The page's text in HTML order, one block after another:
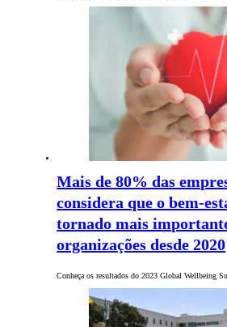
Mais de 80% das
considera que o bem-
tornado mais
organizações desde 2020
Conheça os resultados do 2023 Global Wellbeing